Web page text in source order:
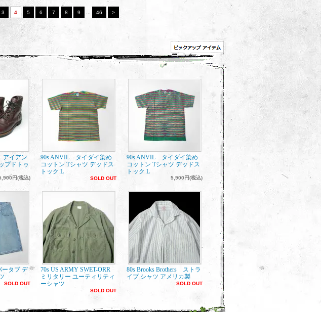
3 4 5 6 7 8 9 46 >
アイアン
プドトゥ
円(税込)
90s ANVIL タイダイ染め
コットン Tシャツ デッドス
トック L
SOLD OUT
90s ANVIL タイダイ染め
コットン Tシャツ デッドス
トック L
5,900円(税込)
タブ デ
SOLD OUT
70s US ARMY SWET-ORR
ミリタリー ユーティリティ
ーシャツ
SOLD OUT
80s Brooks Brothers ストラ
イプ シャツ アメリカ製
SOLD OUT